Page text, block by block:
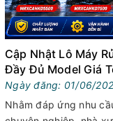
Cập Nhật Lô Máy
Đầy Đủ Model Giá
Ngày đăng: 01/06/
Nhằm đáp ứng nhu